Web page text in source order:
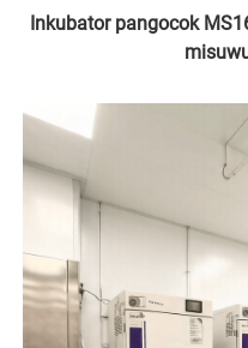
Inkubator pangocok